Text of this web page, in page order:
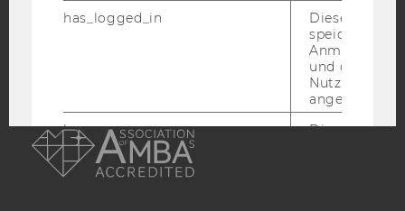
EQUIS
AMBA
has_logged_in
Dieses Cookie
speichert
und ob sich
Nutzer*in
angemeldet
language
Dieses